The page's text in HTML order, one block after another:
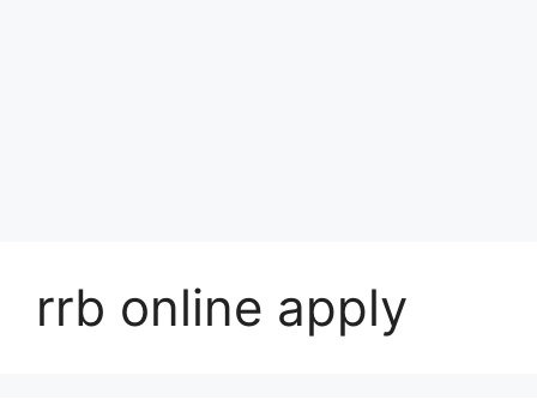
rrb online apply